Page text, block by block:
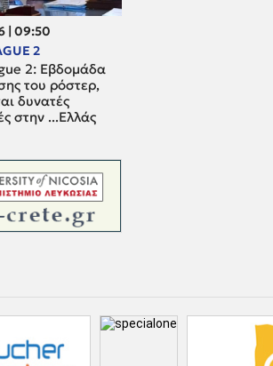
| 09:50
2
2: Εβδομάδα
του ρόστερ,
δυνατές
στην ...Ελλάς